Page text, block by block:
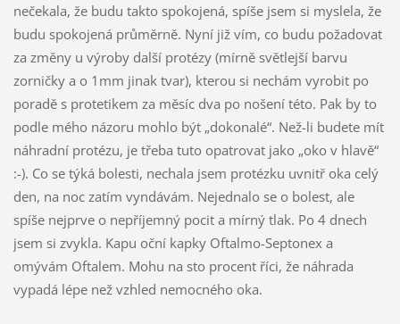
nečekala, že budu takto spokojená, spíše jsem si myslela, že
budu spokojená průměrně. Nyní již vím, co budu požadovat
za změny u výroby další protézy (mírně světlejší barvu
zorničky a o 1mm jinak tvar), kterou si nechám vyrobit po
poradě s protetikem za měsíc dva po nošení této. Pak by to
podle mého názoru mohlo být „dokonalé“. Než-li budete mít
náhradní protézu, je třeba tuto opatrovat jako „oko v hlavě“
:-). Co se týká bolesti, nechala jsem protézku uvnitř oka celý
den, na noc zatím vyndávám. Nejednalo se o bolest, ale
spíše nejprve o nepříjemný pocit a mírný tlak. Po 4 dnech
jsem si zvykla. Kapu oční kapky Oftalmo-Septonex a
omývám Oftalem. Mohu na sto procent říci, že náhrada
vypadá lépe než vzhled nemocného oka.